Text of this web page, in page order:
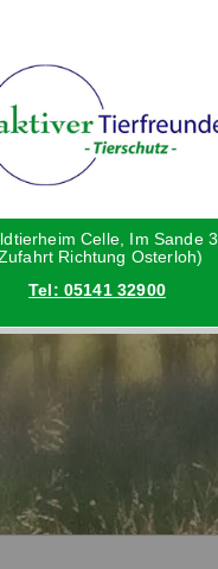
Celle, Im Sande 3
Richtung Osterloh)
Tel: 05141 32900